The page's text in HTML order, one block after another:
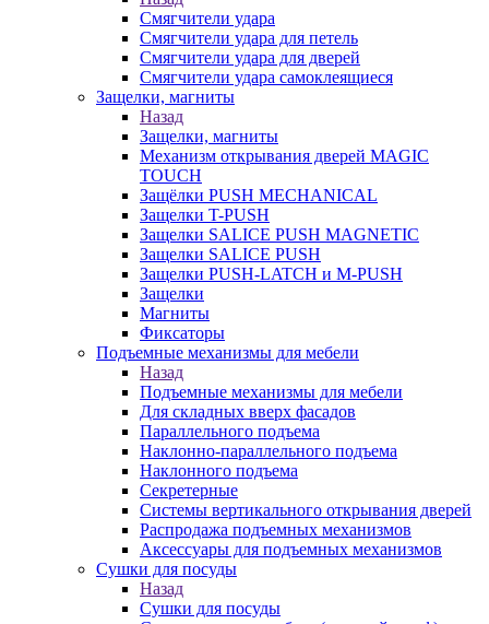
Смягчители удара
Смягчители удара для петель
Смягчители удара для дверей
Cмягчители удара самоклеящиеся
Защелки, магниты
Назад
Защелки, магниты
Механизм открывания дверей MAGIC
TOUCH
Защёлки PUSH MECHANICAL
Защелки T-PUSH
Защелки SALICE PUSH MAGNETIC
Защелки SALICE PUSH
Защелки PUSH-LATCH и M-PUSH
Защелки
Магниты
Фиксаторы
Подъемные механизмы для мебели
Назад
Подъемные механизмы для мебели
Для складных вверх фасадов
Параллельного подъема
Наклонно-параллельного подъема
Наклонного подъема
Секретерные
Системы вертикального открывания дверей
Распродажа подъемных механизмов
Аксессуары для подъемных механизмов
Сушки для посуды
Назад
Сушки для посуды